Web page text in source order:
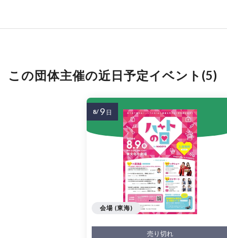
この団体主催の近日予定イベント(5)
売り切れ
会場 (東海)
8/ 9 日